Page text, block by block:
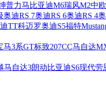
普力马 比亚迪M6瑞风M2中
奥迪RS 7奥迪RS 6奥迪RS 4
TT科迈罗奥迪S5福特
马3系GT标致207CC马自达
马自达3朗动比亚迪S6现代劳